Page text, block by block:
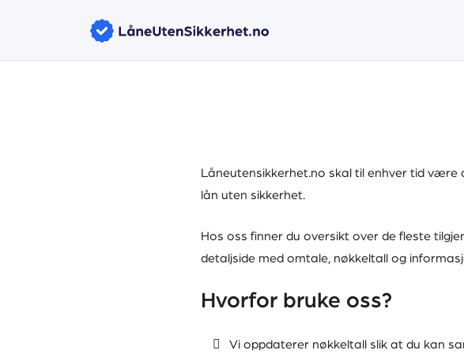
Låneutensikkerhet.no skal til enhver tid
lån uten sikkerhet.
Hos oss finner du oversikt over de fleste
detaljside med omtale, nøkkeltall og
Hvorfor bruke oss?
Vi oppdaterer nøkkeltall slik at du kan